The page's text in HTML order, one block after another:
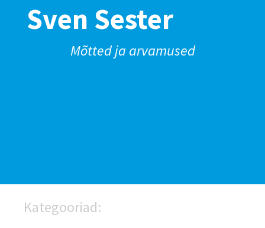
Sven Sester
Mõtted ja arvamused
Kategooriad: